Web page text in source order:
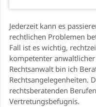
Jederzeit kann es
rechtlichen Problemen
Fall ist es wichtig,
kompetenter
Rechtsanwalt bin ich
Rechtsangelegenheiten.
rechtsberatenden
Vertretungsbefugnis.